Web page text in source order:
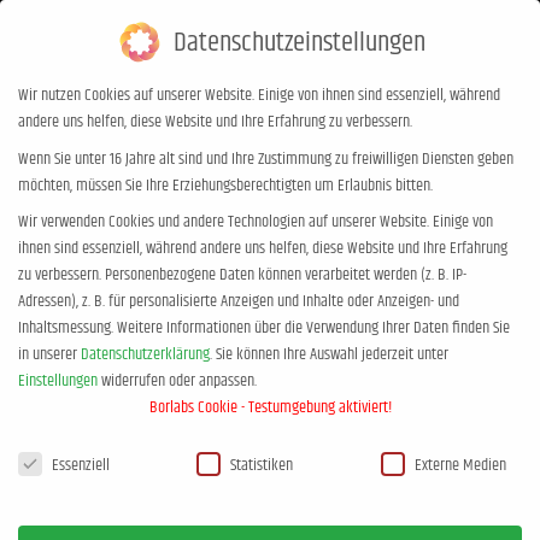
0,00€
leer
Sie befinden sich hier:
Start leer
Datenschutzeinstellungen
Wir nutzen Cookies auf unserer Website. Einige von ihnen sind essenziell, während
andere uns helfen, diese Website und Ihre Erfahrung zu verbessern.
Wenn Sie unter 16 Jahre alt sind und Ihre Zustimmung zu freiwilligen Diensten geben
möchten, müssen Sie Ihre Erziehungsberechtigten um Erlaubnis bitten.
Wir verwenden Cookies und andere Technologien auf unserer Website. Einige von
ihnen sind essenziell, während andere uns helfen, diese Website und Ihre Erfahrung
zu verbessern.Personenbezogene Daten können verarbeitet werden (z. B. IP-
Adressen), z. B. für personalisierte Anzeigen und Inhalte oder Anzeigen- und
Inhaltsmessung.Weitere Informationen über die Verwendung Ihrer Daten finden Sie
in unsererDatenschutzerklärung.Sie können Ihre Auswahl jederzeit unter
Einstellungenwiderrufen oder anpassen.
Borlabs Cookie - Testumgebung aktiviert!
Datenschutzeinstellungen
Essenziell Statistiken Externe Medien